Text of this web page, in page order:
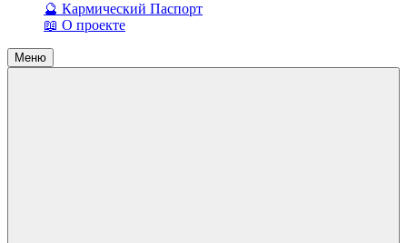
🔮 Кармический Паспорт
📖 О проекте
Меню